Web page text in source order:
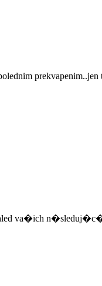
prekvapenim..jen
va�ich